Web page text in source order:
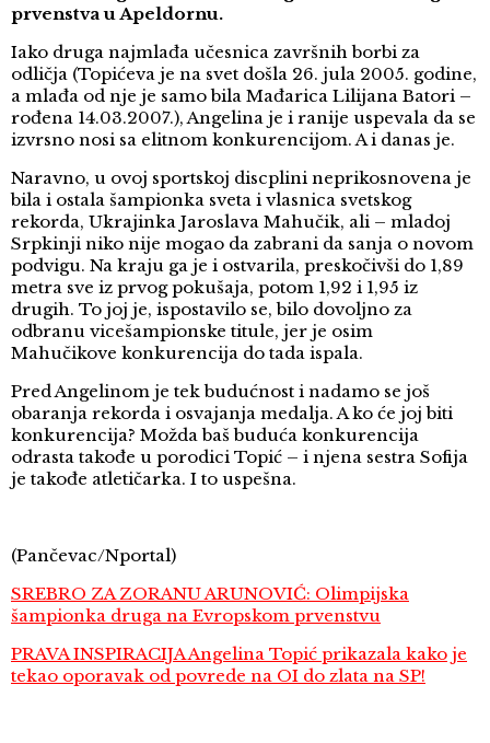
prvenstva u Apeldornu.
Iako druga najmlađa učesnica završnih borbi za
odličja (Topićeva je na svet došla 26. jula 2005. godine,
a mlađa od nje je samo bila Mađarica Lilijana Batori –
rođena 14.03.2007.), Angelina je i ranije uspevala da se
izvrsno nosi sa elitnom konkurencijom. A i danas je.
Naravno, u ovoj sportskoj discplini neprikosnovena je
bila i ostala šampionka sveta i vlasnica svetskog
rekorda, Ukrajinka Jaroslava Mahučik, ali – mladoj
Srpkinji niko nije mogao da zabrani da sanja o novom
podvigu. Na kraju ga je i ostvarila, preskočivši do 1,89
metra sve iz prvog pokušaja, potom 1,92 i 1,95 iz
drugih. To joj je, ispostavilo se, bilo dovoljno za
odbranu vicešampionske titule, jer je osim
Mahučikove konkurencija do tada ispala.
Pred Angelinom je tek budućnost i nadamo se još
obaranja rekorda i osvajanja medalja. A ko će joj biti
konkurencija? Možda baš buduća konkurencija
odrasta takođe u porodici Topić – i njena sestra Sofija
je takođe atletičarka. I to uspešna.
(Pančevac/Nportal)
SREBRO ZA ZORANU ARUNOVIĆ: Olimpijska
šampionka druga na Evropskom prvenstvu
PRAVA INSPIRACIJA Angelina Topić prikazala kako je
tekao oporavak od povrede na OI do zlata na SP!